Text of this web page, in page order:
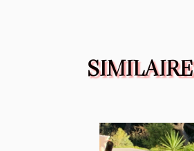
SIMILAIRE